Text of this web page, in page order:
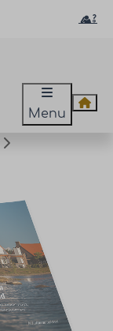
Menu